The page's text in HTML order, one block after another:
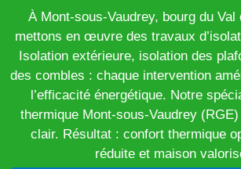
À Mont-sous-Vaudrey, bourg du Val
mettons en œuvre des travaux
Isolation extérieure, isolation des
des combles : chaque intervention
l’efficacité énergétique. Notre
thermique Mont-sous-Vaudrey
clair. Résultat : confort thermique
réduite et maison